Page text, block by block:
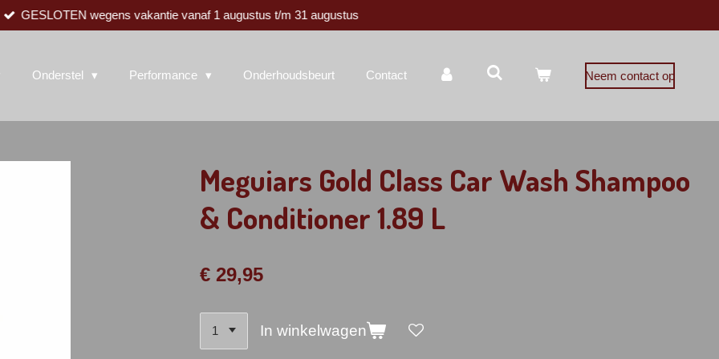
GESLOTEN wegens vakantie vanaf 1 augustus t/m 31 augustus
Onderstel Performance Onderhoudsbeurt Contact Neem contact op
Meguiars Gold Class Car Wash Shampoo
& Conditioner 1.89 L
€ 29,95
In winkelwagen